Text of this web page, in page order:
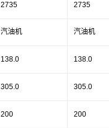
2735 2735
汽油机 汽油机
138.0 138.0
305.0 305.0
200 200